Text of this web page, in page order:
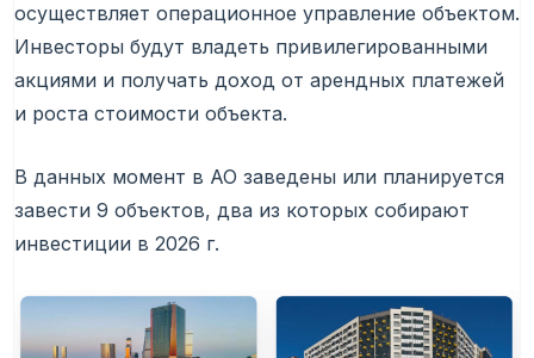
осуществляет операционное управление объектом.
Инвесторы будут владеть привилегированными
акциями и получать доход от арендных платежей
и роста стоимости объекта.
В данных момент в АО заведены или планируется
завести 9 объектов, два из которых собирают
инвестиции в 2026 г.